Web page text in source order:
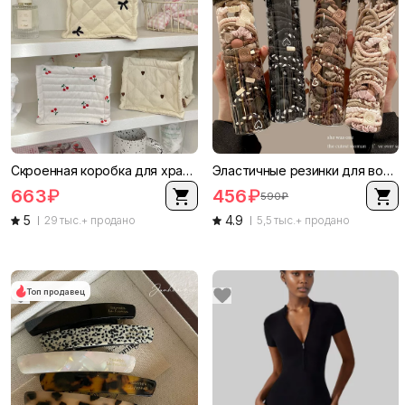
Скроенная коробка для хранения на столе из хлопковой ткани, маленький куб, принты бантик и вишня
5 29 тыс.+ продано
663₽
Эластичные резинки для волос, прочные безвредные резинки, стильный простой корейский стиль, коробка 20 шт
4.9 5,5 тыс.+ продано
456₽590₽
Топ продавец